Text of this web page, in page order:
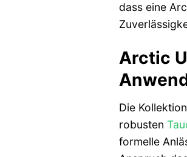
dass eine
Arctic
Die
robusten
formelle